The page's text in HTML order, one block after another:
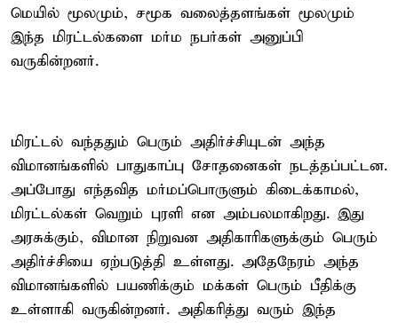
மெயில் மூலமும், சமூக வலைத்தளங்கள் மூலமும்
இந்த மிரட்டல்களை மர்ம நபர்கள் அனுப்பி
வருகின்றனர்.
மிரட்டல் வந்ததும் பெரும் அதிர்ச்சியுடன் அந்த
விமானங்களில் பாதுகாப்பு சோதனைகள் நடத்தப்பட்டன.
அப்போது எந்தவித மர்மப்பொருளும் கிடைக்காமல்,
மிரட்டல்கள் வெறும் புரளி என அம்பலமாகிறது. இது
அரசுக்கும், விமான நிறுவன அதிகாரிகளுக்கும் பெரும்
அதிர்ச்சியை ஏற்படுத்தி உள்ளது. அதேநேரம் அந்த
விமானங்களில் பயணிக்கும் மக்கள் பெரும் பீதிக்கு
உள்ளாகி வருகின்றனர். அதிகரித்து வரும் இந்த